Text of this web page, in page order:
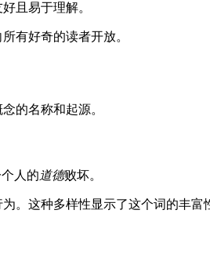
且易于理解。
有好奇的读者开放。
的名称和起源。
人的道德败坏。
。这种多样性显示了这个词的丰富